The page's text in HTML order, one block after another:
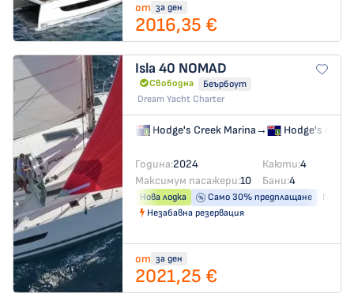
от за ден
2016,35 €
Isla 40 NOMAD
Свободна
Беърбоут
Dream Yacht Charter
Hodge's Creek Marina→ Hodge's
Година:2024 Каюти:4
Максимум пасажери:10 Бани:4
Нова лодка Само 30% предплащане
Незабавна резервация
от за ден
2021,25 €